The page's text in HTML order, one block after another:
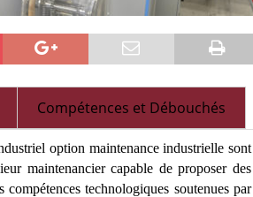
Compétences et Débouchés
option maintenance industriellesont
maintenancier capable de proposer des
technologiques soutenues par